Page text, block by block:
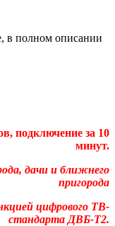
в полном описании
подключение за 10
минут.
дачи и ближнего
пригорода
цифрового ТВ-
стандарта ДВБ-T2.